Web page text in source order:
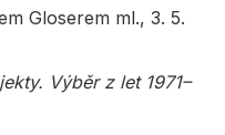
Gloserem ml., 3. 5.
Výběr z let 1971–